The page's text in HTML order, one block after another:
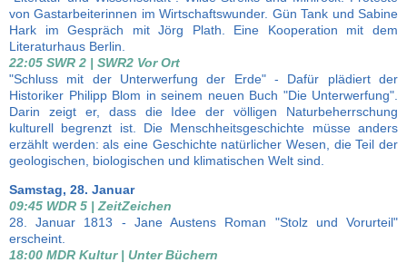
von Gastarbeiterinnen im Wirtschaftswunder. Gün Tank und Sabine
Hark im Gespräch mit Jörg Plath. Eine Kooperation mit dem
Literaturhaus Berlin.
22:05 SWR 2 | SWR2 Vor Ort
"Schluss mit der Unterwerfung der Erde" - Dafür plädiert der
Historiker Philipp Blom in seinem neuen Buch "Die Unterwerfung".
Darin zeigt er, dass die Idee der völligen Naturbeherrschung
kulturell begrenzt ist. Die Menschheitsgeschichte müsse anders
erzählt werden: als eine Geschichte natürlicher Wesen, die Teil der
geologischen, biologischen und klimatischen Welt sind.
Samstag, 28. Januar
09:45 WDR 5 | ZeitZeichen
28. Januar 1813 - Jane Austens Roman "Stolz und Vorurteil"
erscheint.
18:00 MDR Kultur | Unter Büchern